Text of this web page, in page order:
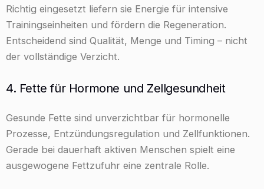
Richtig eingesetzt liefern sie Energie für intensive
Trainingseinheiten und fördern die Regeneration.
Entscheidend sind Qualität, Menge und Timing – nicht
der vollständige Verzicht.
4. Fette für Hormone und Zellgesundheit
Gesunde Fette sind unverzichtbar für hormonelle
Prozesse, Entzündungsregulation und Zellfunktionen.
Gerade bei dauerhaft aktiven Menschen spielt eine
ausgewogene Fettzufuhr eine zentrale Rolle.